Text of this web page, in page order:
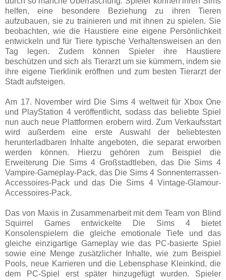
helfen, eine besondere Beziehung zu ihren Tieren
aufzubauen, sie zu trainieren und mit ihnen zu spielen. Sie
beobachten, wie die Haustiere eine eigene Persönlichkeit
entwickeln und für Tiere typische Verhaltensweisen an den
Tag legen. Zudem können Spieler ihre Haustiere
beschützen und sich als Tierarzt um sie kümmern, indem sie
ihre eigene Tierklinik eröffnen und zum besten Tierarzt der
Stadt aufsteigen.
Am 17. November wird Die Sims 4 weltweit für Xbox One
und PlayStation 4 veröffentlicht, sodass das beliebte Spiel
nun auch neue Plattformen erobern wird. Zum Verkaufsstart
wird außerdem eine erste Auswahl der beliebtesten
herunterladbaren Inhalte angeboten, die separat erworben
werden können. Hierzu gehören zum Beispiel die
Erweiterung Die Sims 4 Großstadtleben, das Die Sims 4
Vampire-Gameplay-Pack, das Die Sims 4 Sonnenterrassen-
Accessoires-Pack und das Die Sims 4 Vintage-Glamour-
Accessoires-Pack.
Das von Maxis in Zusammenarbeit mit dem Team von Blind
Squirrel Games entwickelte Die Sims 4 bietet
Konsolenspielern die gleiche emotionale Tiefe und das
gleiche einzigartige Gameplay wie das PC-basierte Spiel
sowie eine Menge zusätzlicher Inhalte, wie zum Beispiel
Pools, neue Karrieren und die Lebensphase Kleinkind, die
dem PC-Spiel erst später hinzugefügt wurden. Spieler